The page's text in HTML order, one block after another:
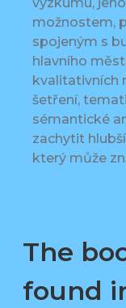
možnostem,
spojeným s
hlavního
kvalitativních
šetření,
sémantické
zachytit
který může
The
found